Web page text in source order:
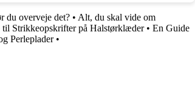
du overveje det? • Alt, du skal vide om
Strikkeopskrifter på Halstørklæder• En Guide
Perleplader•